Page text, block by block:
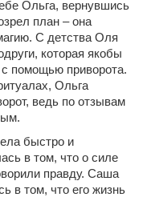
Ольга, вернувшись
план – она
С детства Оля
которая якобы
помощью приворота.
Ольга
ведь по отзывам
быстро и
в том, что о силе
правду. Саша
в том, что его жизнь